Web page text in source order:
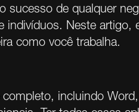
sucesso de qualquer
Neste
como você trabalha.
incluindo